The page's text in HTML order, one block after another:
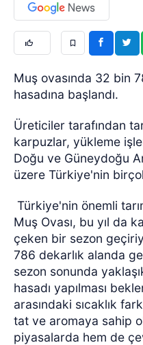
Muş ovasında 32 bin
hasadına başlandı.
Üreticiler tarafından
karpuzlar, yükleme
Doğu ve Güneydoğu
üzere Türkiye'nin
Türkiye'nin önemli
Muş Ovası, bu yıl da
çeken bir sezon
786 dekarlık alanda
sezon sonunda
hasadı yapılması
arasındaki sıcaklık
tat ve aromaya sahip
piyasalarda hem de